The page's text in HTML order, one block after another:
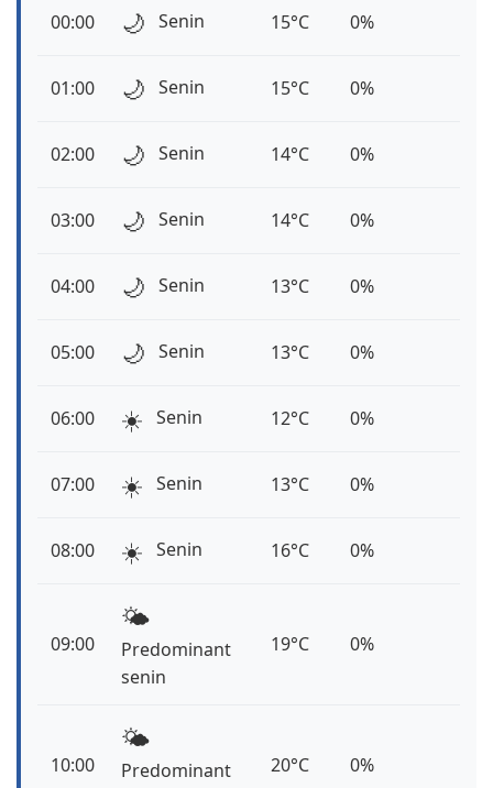
00:00 🌙 Senin 15°C 0%
01:00 🌙 Senin 15°C 0%
02:00 🌙 Senin 14°C 0%
03:00 🌙 Senin 14°C 0%
04:00 🌙 Senin 13°C 0%
05:00 🌙 Senin 13°C 0%
06:00 ☀️ Senin 12°C 0%
07:00 ☀️ Senin 13°C 0%
08:00 ☀️ Senin 16°C 0%
09:00
🌤️
Predominant
senin
19°C 0%
10:00
🌤️
Predominant
20°C 0%